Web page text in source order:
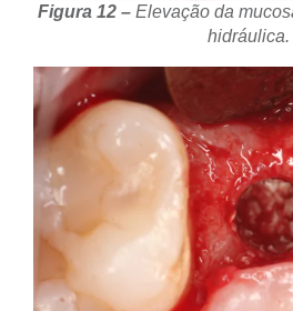
Figura 12 – Elevação da
hidráulica.